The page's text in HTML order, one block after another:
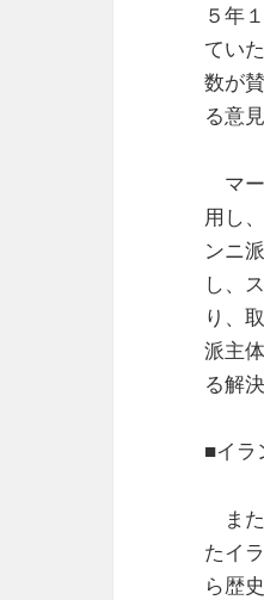
５年
てい
数が
る意
マー
用し
ンニ
し、
り、
派主
る解
■イラ
また
たイ
ら歴